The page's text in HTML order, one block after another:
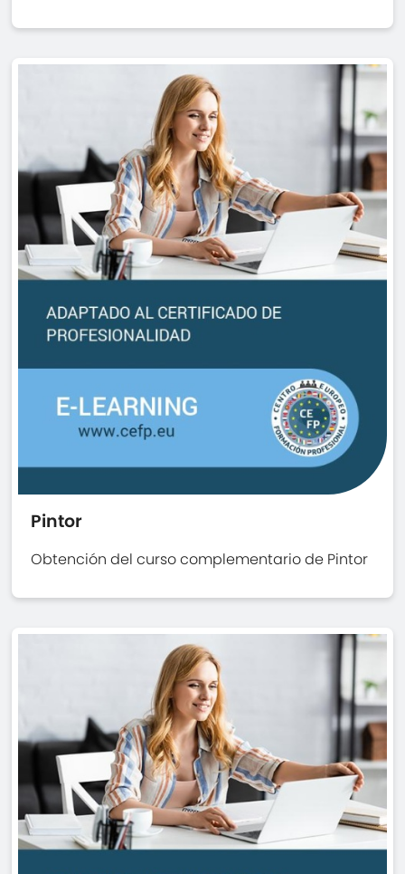
Pintor
Obtención del curso complementario de Pintor